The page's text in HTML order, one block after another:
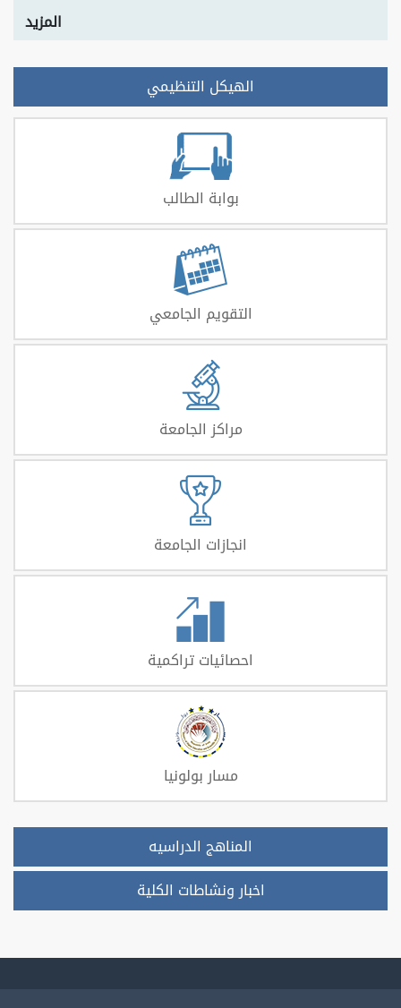
المزيد
الهيكل التنظيمي
بوابة الطالب
التقويم الجامعي
مراكز الجامعة
انجازات الجامعة
احصائيات تراكمية
مسار بولونيا
المناهج الدراسيه
اخبار ونشاطات الكلية